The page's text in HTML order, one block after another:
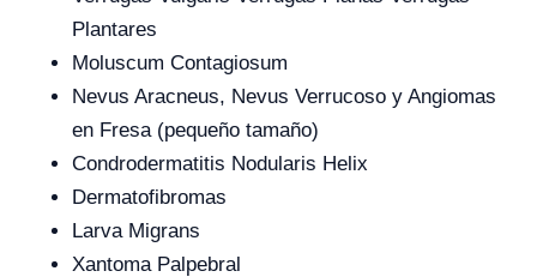
Plantares
Moluscum Contagiosum
Nevus Aracneus, Nevus Verrucoso y Angiomas
en Fresa (pequeño tamaño)
Condrodermatitis Nodularis Helix
Dermatofibromas
Larva Migrans
Xantoma Palpebral